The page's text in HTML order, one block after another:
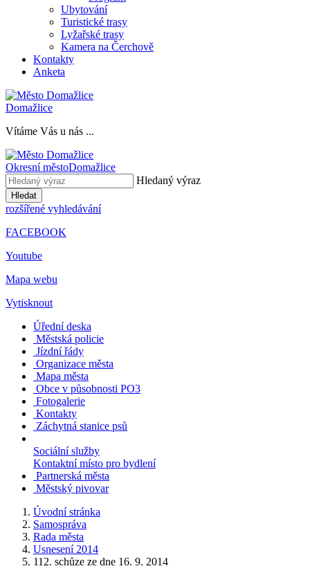
Ubytování
Turistické trasy
Lyžařské trasy
Kamera na Čerchově
Kontakty
Anketa
Domažlice
Vítáme Vás u nás ...
Okresní městoDomažlice
Hledaný výraz
Hledat
rozšířené vyhledávání
FACEBOOK
Youtube
Mapa webu
Vytisknout
Úřední deska
Městská policie
Jízdní řády
Organizace města
Mapa města
Obce v působnosti PO3
Fotogalerie
Kontakty
Záchytná stanice psů
Sociální služby
Kontaktní místo pro bydlení
Partnerská města
Městský pivovar
Úvodní stránka
Samospráva
Rada města
Usnesení 2014
112. schůze ze dne 16. 9. 2014